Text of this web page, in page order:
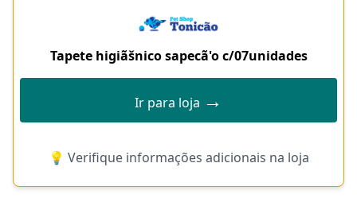
Tapete higiãšnico sapecã'o c/07unidades
Ir para loja →
💡 Verifique informações adicionais na loja